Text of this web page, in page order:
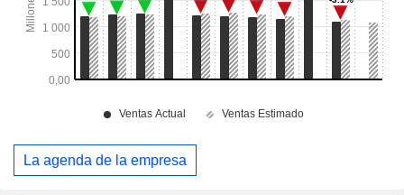
La agenda de la empresa